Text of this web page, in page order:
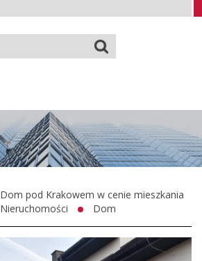
Dom pod Krakowem w cenie mieszkania
Nieruchomości
Dom